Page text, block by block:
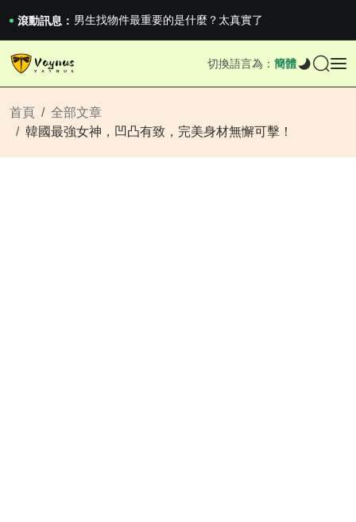
滾動訊息： 2026澳網男單收官：全滿貫對上全滿亞，德約...
《巔峰守衛 Highguard》正式上線，官...
男生找物件最重要的是什麼？太真實了
切換語言為： 簡體
首頁
全部文章
韓國最強女神，凹凸有致，完美身材無懈可擊！